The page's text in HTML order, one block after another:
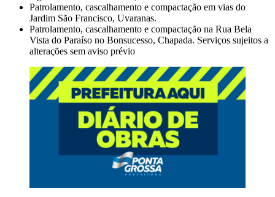
Patrolamento, cascalhamento e compactação em vias do
Jardim São Francisco, Uvaranas.
Patrolamento, cascalhamento e compactação na Rua Bela
Vista do Paraíso no Bonsucesso, Chapada. Serviços sujeitos a
alterações sem aviso prévio